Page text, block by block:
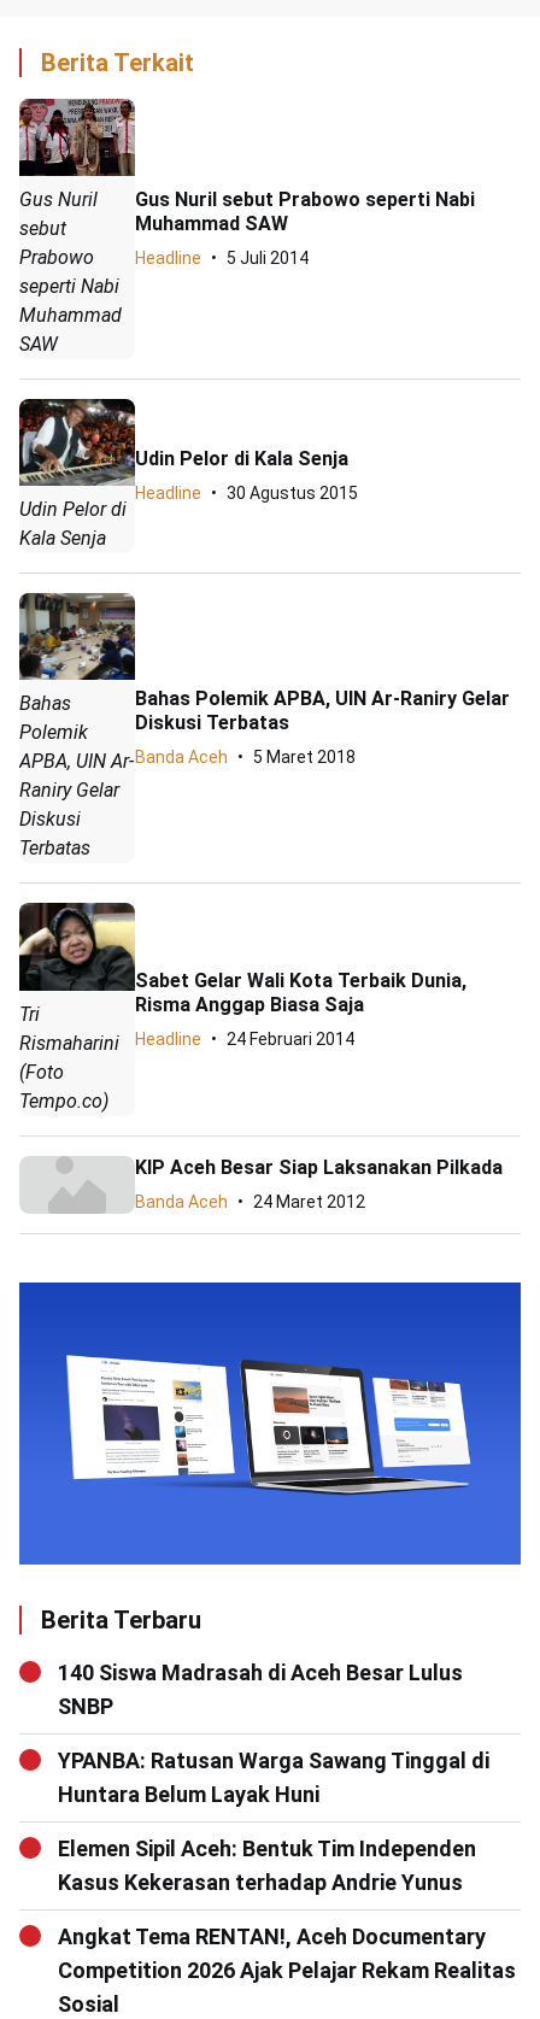
Berita Terkait
Gus Nuril
sebut
Prabowo
seperti Nabi
Muhammad
SAW
Gus Nuril sebut Prabowo seperti Nabi
Muhammad SAW
Headline 5 Juli 2014
Udin Pelor di
Kala Senja
Udin Pelor di Kala Senja
Headline 30 Agustus 2015
Bahas
Polemik
APBA, UIN Ar-
Raniry Gelar
Diskusi
Terbatas
Bahas Polemik APBA, UIN Ar-Raniry Gelar
Diskusi Terbatas
Banda Aceh 5 Maret 2018
Tri
Rismaharini
(Foto
Tempo.co)
Sabet Gelar Wali Kota Terbaik Dunia,
Risma Anggap Biasa Saja
Headline 24 Februari 2014
KIP Aceh Besar Siap Laksanakan Pilkada
Banda Aceh 24 Maret 2012
Berita Terbaru
140 Siswa Madrasah di Aceh Besar Lulus
SNBP
YPANBA: Ratusan Warga Sawang Tinggal di
Huntara Belum Layak Huni
Elemen Sipil Aceh: Bentuk Tim Independen
Kasus Kekerasan terhadap Andrie Yunus
Angkat Tema RENTAN!, Aceh Documentary
Competition 2026 Ajak Pelajar Rekam Realitas
Sosial